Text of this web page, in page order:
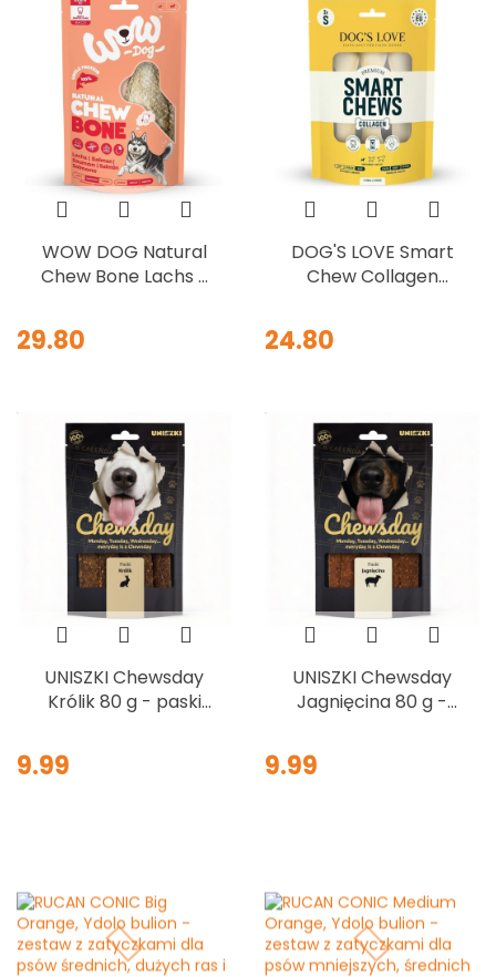
WOW DOG Natural
Chew Bone Lachs -
łososia 2szt.x45g
29.80
DOG'S LOVE Smart
Chew Collagen
gryzaki kolagenowe
dla małych psów
24.80
UNISZKI Chewsday
Królik 80 g - paski
9.99
UNISZKI Chewsday
Jagnięcina 80 g -
9.99